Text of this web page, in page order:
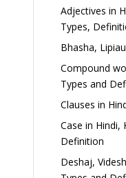
Adjectives in
Types,
Bhasha,
Compound
Types and
Clauses in
Case in Hindi,
Definition
Deshaj,